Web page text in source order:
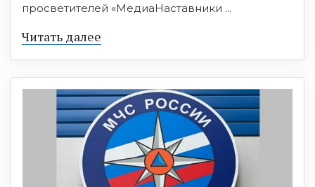
просветителей «МедиаНаставники ...
Читать далее